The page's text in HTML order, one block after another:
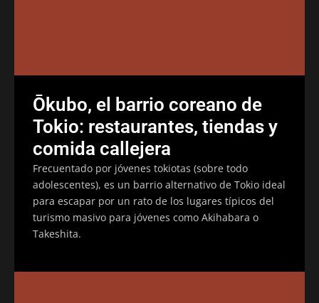
Ōkubo, el barrio coreano de
Tokio: restaurantes, tiendas y
comida callejera
Frecuentado por jóvenes tokiotas (sobre todo
adolescentes), es un barrio alternativo de Tokio ideal
para escapar por un rato de los lugares típicos del
turismo masivo para jóvenes como Akihabara o
Takeshita.